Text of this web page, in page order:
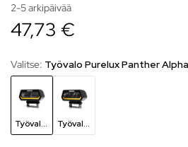
2-5 arkipäivää
47,73 €
Valitse: Työvalo Purelux Panther
Työvalo Purelux Panther Alpha 20 - Leveä Työvalo Purelux Panther Alpha 20 - Kapea